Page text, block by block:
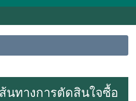
นทางการตัดสินใจซื้อ